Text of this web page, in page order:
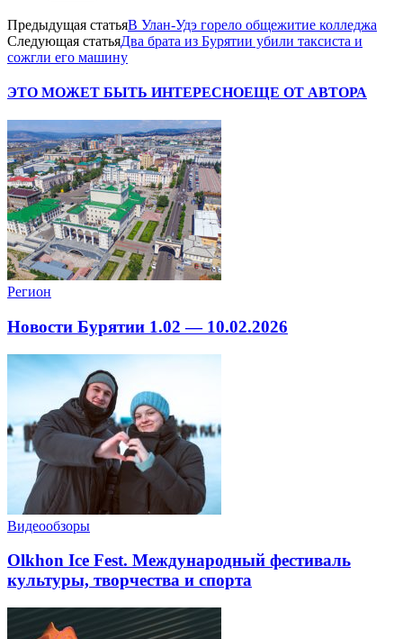
Предыдущая статьяВ Улан-Удэ горело общежитие колледжа
Следующая статьяДва брата из Бурятии убили таксиста и
сожгли его машину
ЭТО МОЖЕТ БЫТЬ ИНТЕРЕСНОЕЩЕ ОТ АВТОРА
Регион
Новости Бурятии 1.02 — 10.02.2026
Видеообзоры
Olkhon Ice Fest. Международный фестиваль
культуры, творчества и спорта